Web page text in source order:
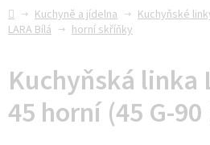
DomůKuchyně a jídelna Kuchyňské
LARA Bílá
horní skříňky
Kuchyňská linka
45 horní (45 G-90